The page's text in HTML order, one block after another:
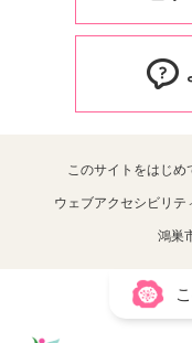
このサイトをはじめ
ウェブアクセシビリテ
鴻巣